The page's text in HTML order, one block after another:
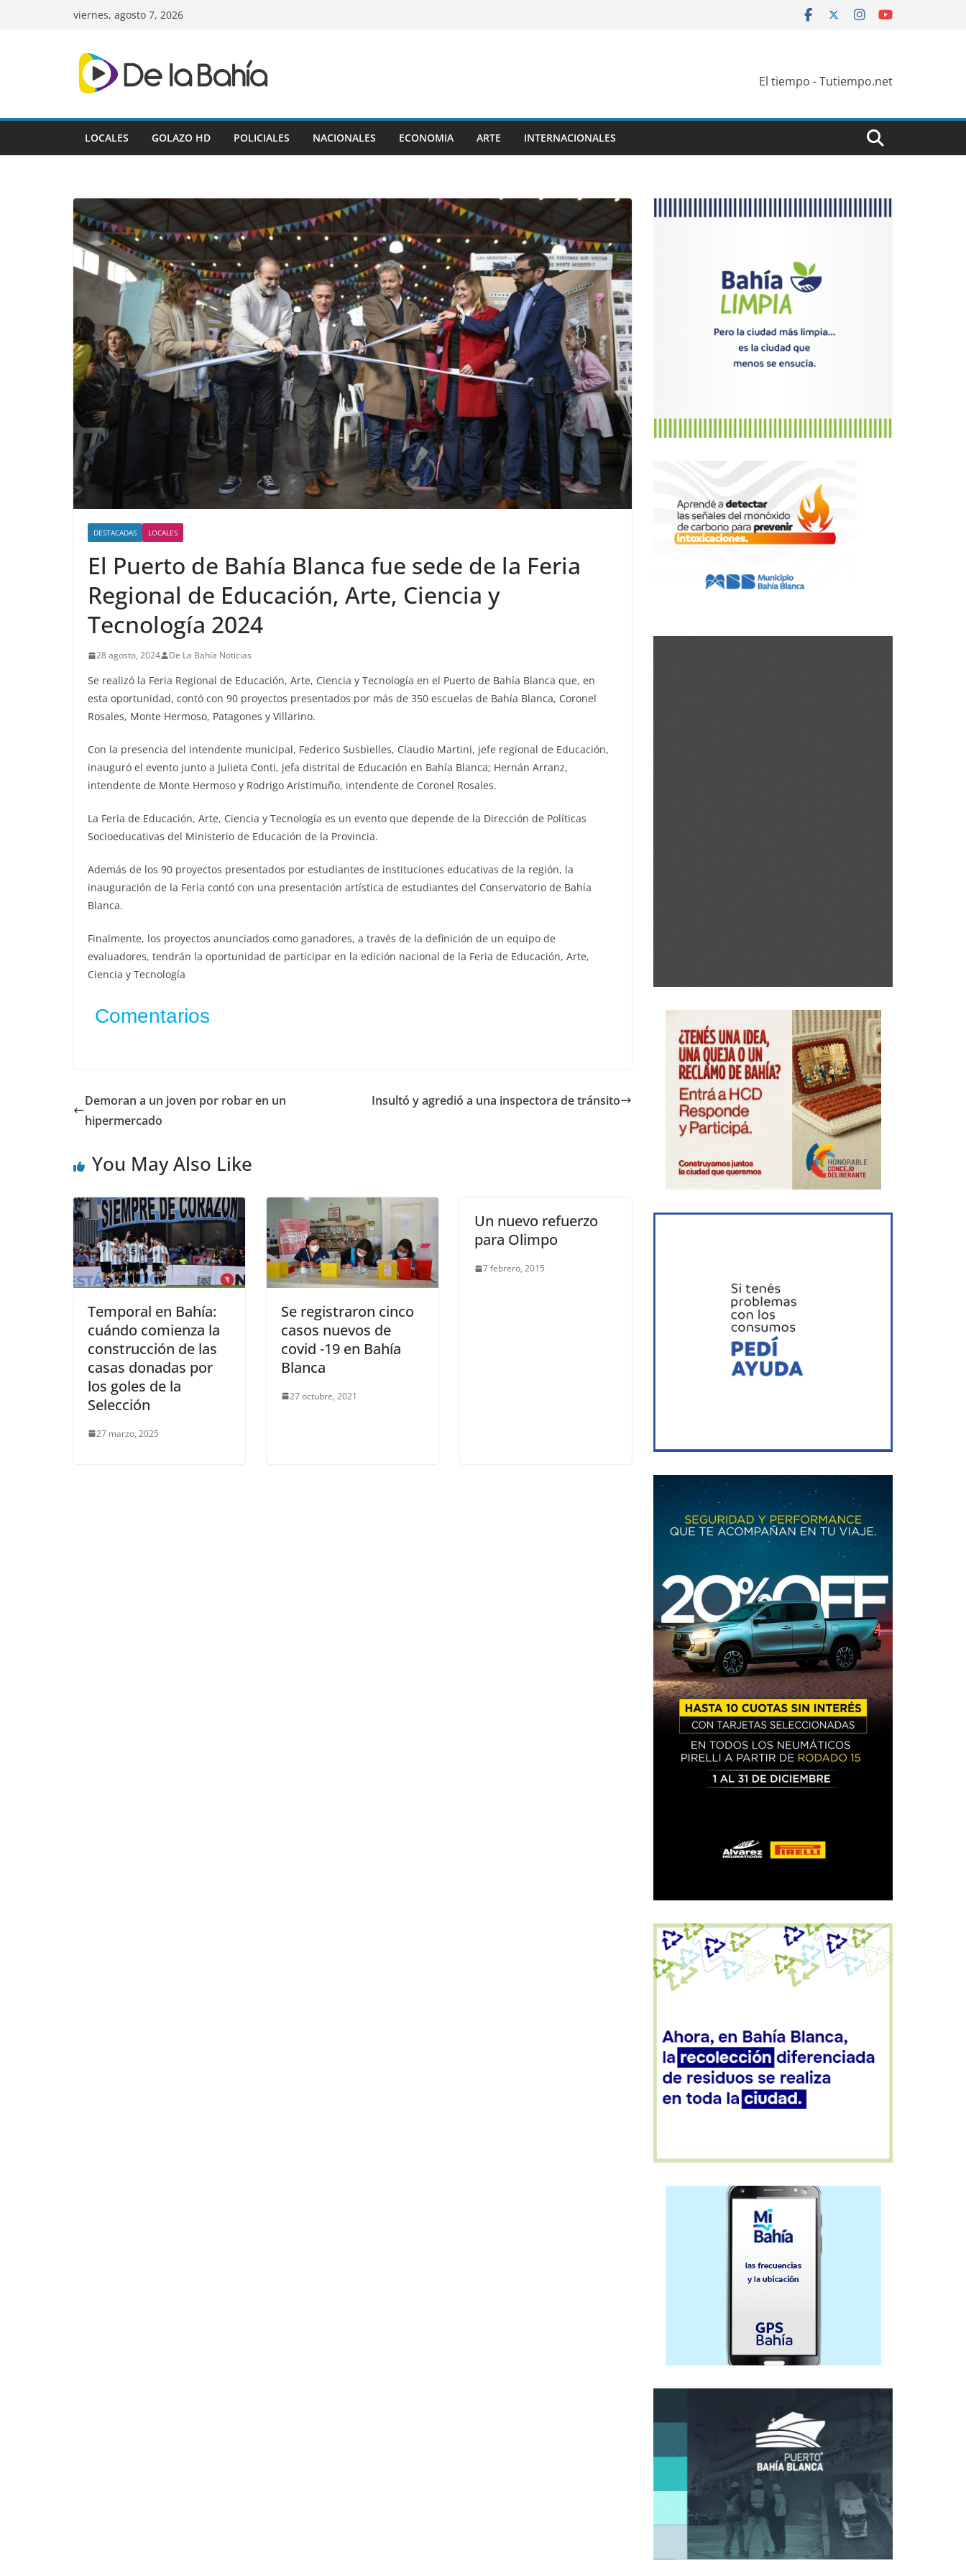
viernes, agosto 7, 2026
El tiempo - Tutiempo.net
LOCALES GOLAZO HD POLICIALES NACIONALES ECONOMIA ARTE INTERNACIONALES
DESTACADAS LOCALES
El Puerto de Bahía Blanca fue sede de la Feria
Regional de Educación, Arte, Ciencia y
Tecnología 2024
28 agosto, 2024 De La Bahía Noticias
Se realizó la Feria Regional de Educación, Arte, Ciencia y Tecnología en el Puerto de Bahía Blanca que, en
esta oportunidad, contó con 90 proyectos presentados por más de 350 escuelas de Bahía Blanca, Coronel
Rosales, Monte Hermoso, Patagones y Villarino.
Con la presencia del intendente municipal, Federico Susbielles, Claudio Martini, jefe regional de Educación,
inauguró el evento junto a Julieta Conti, jefa distrital de Educación en Bahía Blanca; Hernán Arranz,
intendente de Monte Hermoso y Rodrigo Aristimuño, intendente de Coronel Rosales.
La Feria de Educación, Arte, Ciencia y Tecnología es un evento que depende de la Dirección de Políticas
Socioeducativas del Ministerio de Educación de la Provincia.
Además de los 90 proyectos presentados por estudiantes de instituciones educativas de la región, la
inauguración de la Feria contó con una presentación artística de estudiantes del Conservatorio de Bahía
Blanca.
Finalmente, los proyectos anunciados como ganadores, a través de la definición de un equipo de
evaluadores, tendrán la oportunidad de participar en la edición nacional de la Feria de Educación, Arte,
Ciencia y Tecnología
Comentarios
Demoran a un joven por robar en un
hipermercado
Insultó y agredió a una inspectora de tránsito
You May Also Like
Temporal en Bahía:
cuándo comienza la
construcción de las
casas donadas por
los goles de la
Selección
27 marzo, 2025
Se registraron cinco
casos nuevos de
covid -19 en Bahía
Blanca
27 octubre, 2021
Un nuevo refuerzo
para Olimpo
7 febrero, 2015